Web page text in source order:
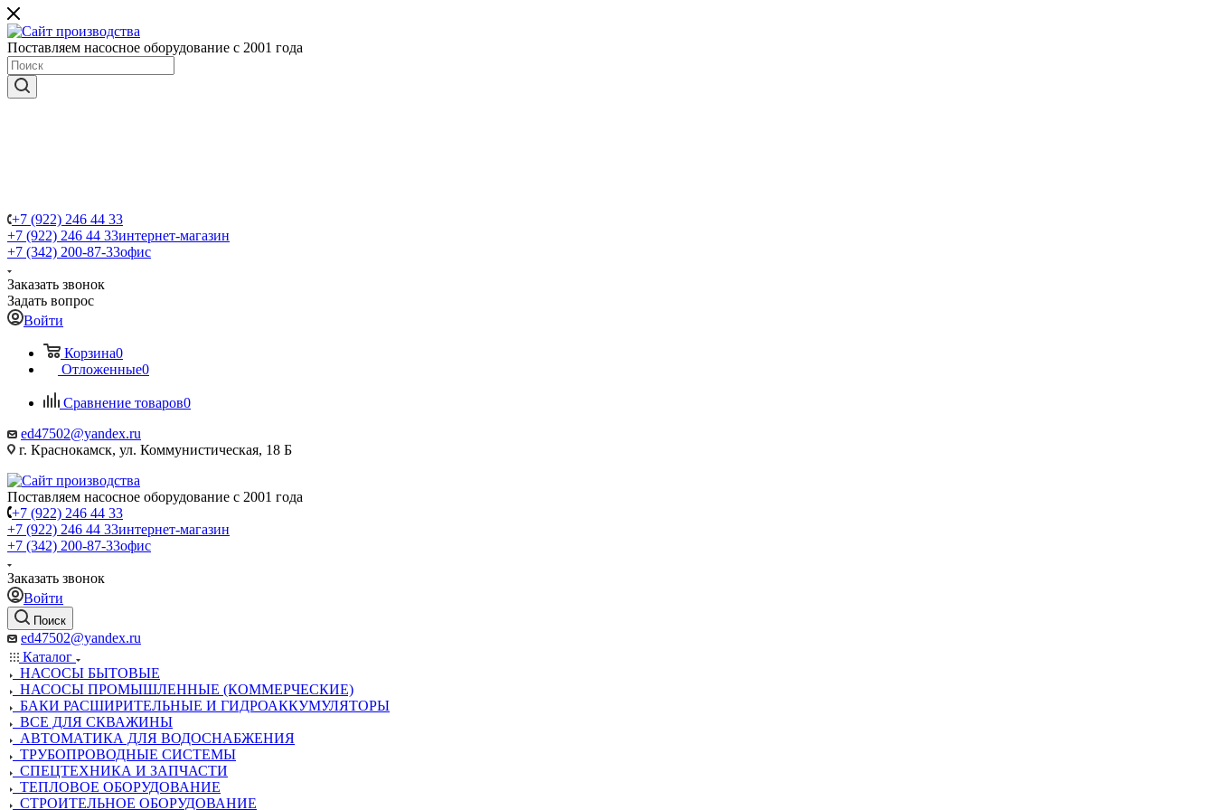
Поставляем насосное оборудование с 2001 года
+7 (922) 246 44 33
+7 (922) 246 44 33интернет-магазин
+7 (342) 200-87-33офис
Заказать звонок
Задать вопрос
Войти
Корзина0
Отложенные0
Сравнение товаров0
ed47502@yandex.ru
г. Краснокамск, ул. Коммунистическая, 18 Б
Поставляем насосное оборудование с 2001 года
+7 (922) 246 44 33
+7 (922) 246 44 33интернет-магазин
+7 (342) 200-87-33офис
Заказать звонок
Войти
Поиск
ed47502@yandex.ru
Каталог
НАСОСЫ БЫТОВЫЕ
НАСОСЫ ПРОМЫШЛЕННЫЕ (КОММЕРЧЕСКИЕ)
БАКИ РАСШИРИТЕЛЬНЫЕ И ГИДРОАККУМУЛЯТОРЫ
ВСЕ ДЛЯ СКВАЖИНЫ
АВТОМАТИКА ДЛЯ ВОДОСНАБЖЕНИЯ
ТРУБОПРОВОДНЫЕ СИСТЕМЫ
СПЕЦТЕХНИКА И ЗАПЧАСТИ
ТЕПЛОВОЕ ОБОРУДОВАНИЕ
СТРОИТЕЛЬНОЕ ОБОРУДОВАНИЕ